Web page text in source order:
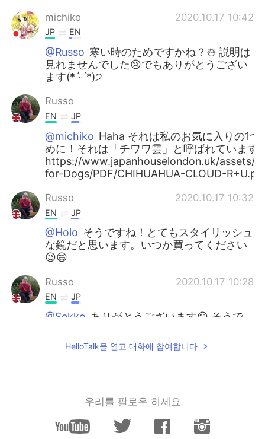
michiko 2020.10.17 10:42
JP EN
@Russo 寒い時のためですかね？☃️ 説明は
見れませんでした😢でもありがとうござい
ます(*ˊᵕˋ*)੭
Russo
EN JP
@michiko Haha それは私のお気に入りの1
めに！それは「チワワ雲」と呼ばれていま
https://www.japanhouselondon.uk/assets/
for-Dogs/PDF/CHIHUAHUA-CLOUD-
Russo 2020.10.17 10:32
EN JP
@Holo そうですね！とてもスタイリッシュ
な鏡だと思います。いつか買ってください
😉😄
Russo 2020.10.17 10:28
EN JP
@Sekko ありがとうございます😊 そうで
白かったです。それらが日本語で書かれて
いるのを見るのにとても慣れています 😄
ペットを買ってください😉🥩😅
HelloTalk을 열고 대화에 참여합니다
우리를 팔로우 하세요